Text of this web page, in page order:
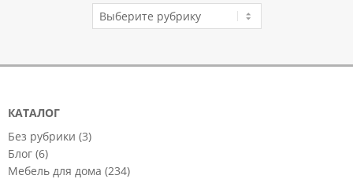
КАТАЛОГ
КАТАЛОГ
Без рубрики (3)
Блог (6)
Мебель для дома (234)